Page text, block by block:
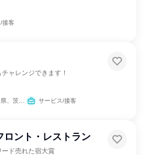
接客
ャレンジできます！
県、福岡県、宮崎県、沖縄県 サービス/接客
ロント・レストラン
ド売れた宿大賞